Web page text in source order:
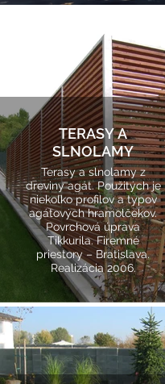
ZISTI VIAC
TERASY A
SLNOLAMY
Terasy a slnolamy z
dreviny agát. Použitých je
niekoľko profilov a typov
agátových hramolčekov.
Povrchová úprava
Tikkurila. Firemné
priestory – Bratislava.
Realizácia 2006.